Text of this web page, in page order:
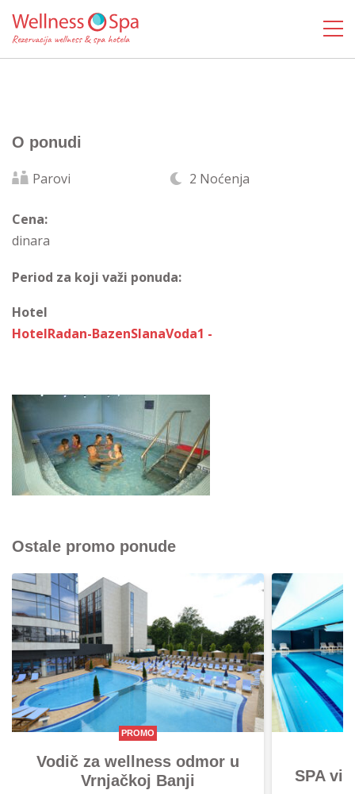
O ponudi
Parovi 2 Noćenja
Cena:
dinara
Period za koji važi ponuda:
Hotel
HotelRadan-BazenSlanaVoda1 -
Ostale promo ponude
PROMO
Vodič za wellness odmor u
Vrnjačkoj Banji
SPA